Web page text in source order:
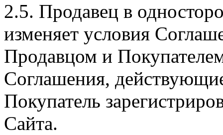
2.5. Продавец в
изменяет условия
Продавцом и
Соглашения,
Покупатель
Сайта.